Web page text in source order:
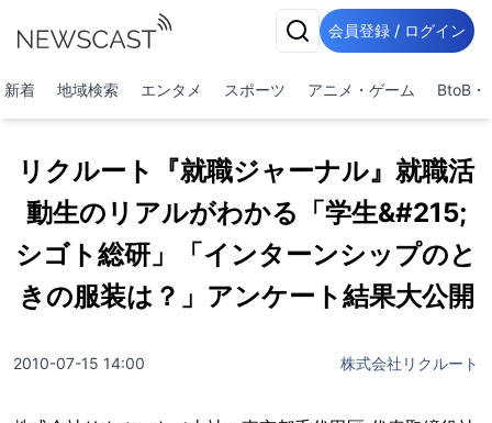
会員登録 / ログイン
新着 地域検索 エンタメ スポーツ アニメ・ゲーム BtoB・
リクルート『就職ジャーナル』就職活
動生のリアルがわかる「学生&#215;
シゴト総研」「インターンシップのと
きの服装は？」アンケート結果大公開
2010-07-15 14:00 株式会社リクルート